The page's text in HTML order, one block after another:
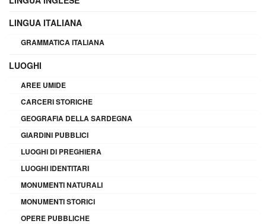
LINGUA ITALIANA
GRAMMATICA ITALIANA
LUOGHI
AREE UMIDE
CARCERI STORICHE
GEOGRAFIA DELLA SARDEGNA
GIARDINI PUBBLICI
LUOGHI DI PREGHIERA
LUOGHI IDENTITARI
MONUMENTI NATURALI
MONUMENTI STORICI
OPERE PUBBLICHE